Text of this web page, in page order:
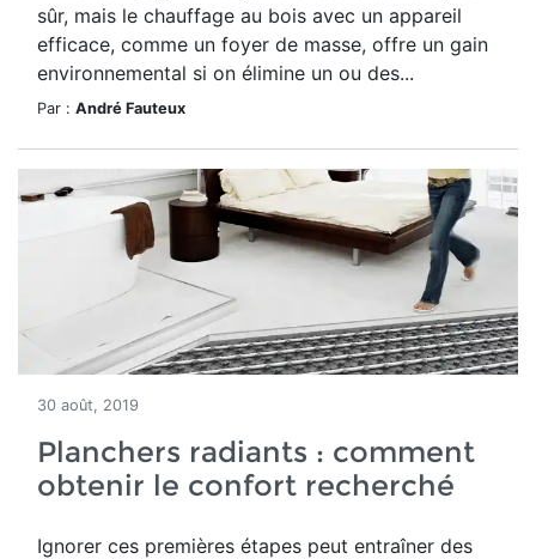
sûr, mais le chauffage au bois avec un appareil
efficace, comme un foyer de masse, offre un gain
environnemental si on élimine un ou des...
Par : André Fauteux
30 août, 2019
Planchers radiants : comment
obtenir le confort recherché
Ignorer ces premières étapes peut entraîner des